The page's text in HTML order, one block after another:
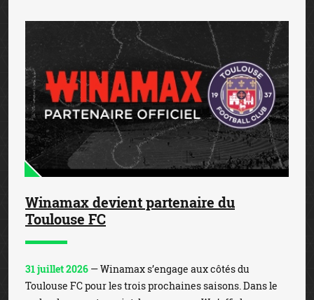
Winamax devient partenaire du
Toulouse FC
31 juillet 2026 — Winamax s’engage aux côtés du
Toulouse FC pour les trois prochaines saisons. Dans le